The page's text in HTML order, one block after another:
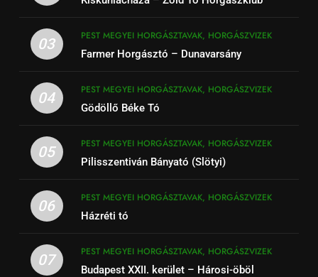
03
PEST MEGYEI HORGÁSZTAVAK, HORGÁSZVIZEK
Farmer Horgásztó – Dunavarsány
04
PEST MEGYEI HORGÁSZTAVAK, HORGÁSZVIZEK
Gödöllő Béke Tó
05
PEST MEGYEI HORGÁSZTAVAK, HORGÁSZVIZEK
Pilisszentiván Bányató (Slötyi)
06
PEST MEGYEI HORGÁSZTAVAK, HORGÁSZVIZEK
Házréti tó
07
PEST MEGYEI HORGÁSZTAVAK, HORGÁSZVIZEK
Budapest XXII. kerület – Hárosi-öböl